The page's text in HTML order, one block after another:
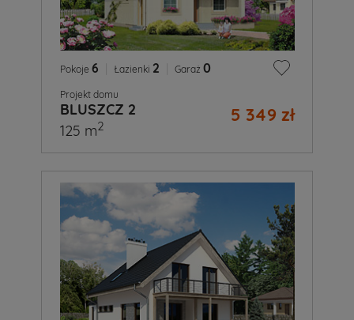
Pokoje 6 Łazienki 2 Garaż 0
Projekt domu
BLUSZCZ 2 5 349 zł
125 m2